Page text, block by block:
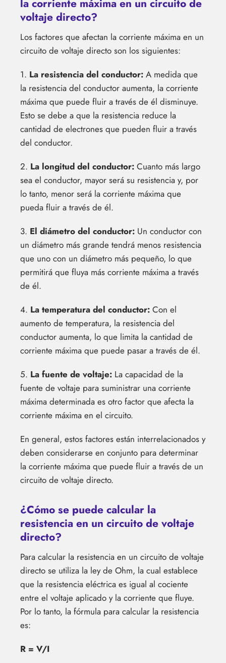
la corriente máxima en un circuito de
voltaje directo?
Los factores que afectan la corriente máxima en un
circuito de voltaje directo son los siguientes:
1. La resistencia del conductor: A medida que
la resistencia del conductor aumenta, la corriente
máxima que puede fluir a través de él disminuye.
Esto se debe a que la resistencia reduce la
cantidad de electrones que pueden fluir a través
del conductor.
2. La longitud del conductor: Cuanto más largo
sea el conductor, mayor será su resistencia y, por
lo tanto, menor será la corriente máxima que
pueda fluir a través de él.
3. El diámetro del conductor: Un conductor con
un diámetro más grande tendrá menos resistencia
que uno con un diámetro más pequeño, lo que
permitirá que fluya más corriente máxima a través
de él.
4. La temperatura del conductor: Con el
aumento de temperatura, la resistencia del
conductor aumenta, lo que limita la cantidad de
corriente máxima que puede pasar a través de él.
5. La fuente de voltaje: La capacidad de la
fuente de voltaje para suministrar una corriente
máxima determinada es otro factor que afecta la
corriente máxima en el circuito.
En general, estos factores están interrelacionados y
deben considerarse en conjunto para determinar
la corriente máxima que puede fluir a través de un
circuito de voltaje directo.
¿Cómo se puede calcular la
resistencia en un circuito de voltaje
directo?
Para calcular la resistencia en un circuito de voltaje
directo se utiliza la ley de Ohm, la cual establece
que la resistencia eléctrica es igual al cociente
entre el voltaje aplicado y la corriente que fluye.
Por lo tanto, la fórmula para calcular la resistencia
es:
R = V/I